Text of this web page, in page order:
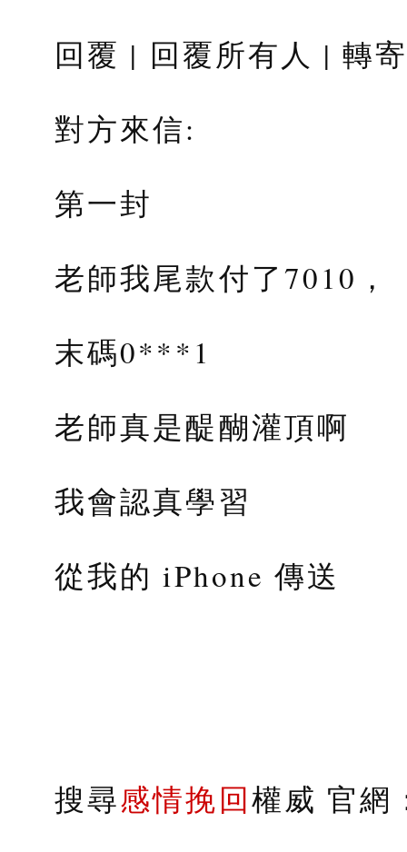
回覆 | 回覆所有人 | 轉
對方來信:
第一封
老師我尾款付了7010，
末碼0***1
老師真是醍醐灌頂啊
我會認真學習
從我的 iPhone 傳送
搜尋感情挽回權威 官網